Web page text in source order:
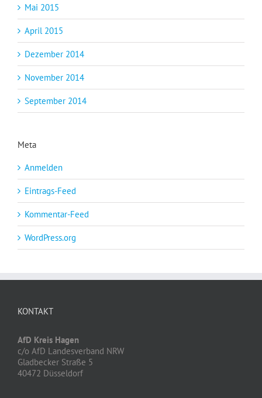
Mai 2015
April 2015
Dezember 2014
November 2014
September 2014
Meta
Anmelden
Eintrags-Feed
Kommentar-Feed
WordPress.org
KONTAKT
AfD Kreis Hagen
c/o AfD Landesverband NRW
Gladbecker Straße 5
40472 Düsseldorf